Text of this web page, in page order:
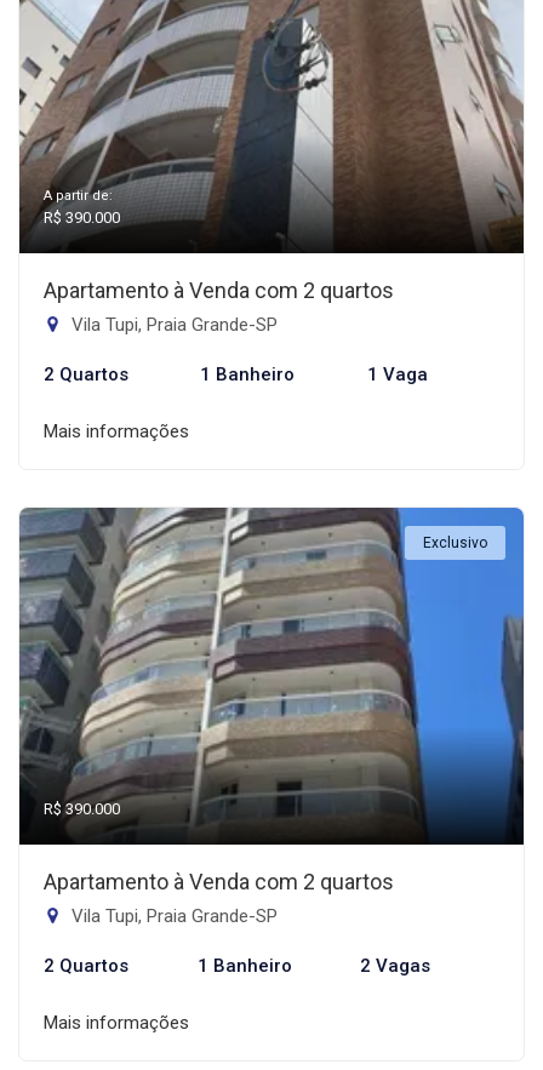
A partir de:
R$ 390.000
Apartamento à Venda com 2 quartos
Vila Tupi, Praia Grande-SP
2 Quartos 1 Banheiro 1 Vaga
Mais informações
Exclusivo
R$ 390.000
Apartamento à Venda com 2 quartos
Vila Tupi, Praia Grande-SP
2 Quartos 1 Banheiro 2 Vagas
Mais informações